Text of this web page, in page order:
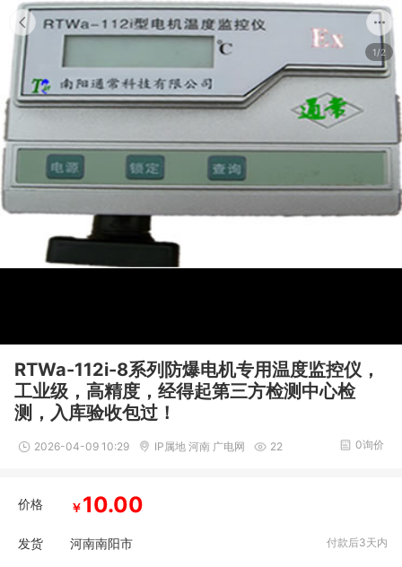
1/2
RTWa-112i-8系列防爆电机专用温度监控仪，
工业级，高精度，经得起第三方检测中心检
测，入库验收包过！
2026-04-09 10:29 IP属地 河南 广电网 22 0询价
价格 ￥10.00
发货 河南南阳市 付款后3天内